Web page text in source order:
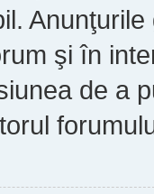
şi în
de a